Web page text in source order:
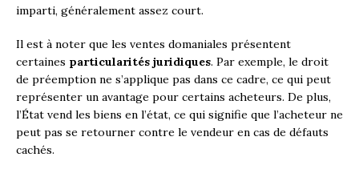
imparti, généralement assez court.
Il est à noter que les ventes domaniales présentent
certaines particularités juridiques. Par exemple, le droit
de préemption ne s’applique pas dans ce cadre, ce qui peut
représenter un avantage pour certains acheteurs. De plus,
l’État vend les biens en l’état, ce qui signifie que l’acheteur ne
peut pas se retourner contre le vendeur en cas de défauts
cachés.